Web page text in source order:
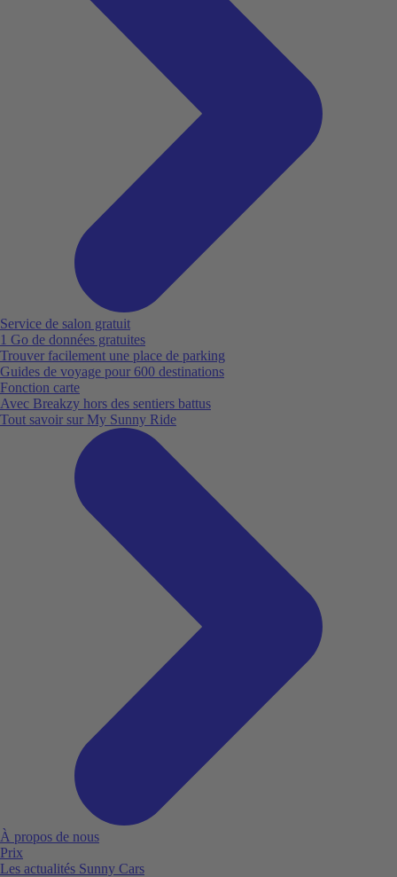
Service de salon gratuit
1 Go de données gratuites
Trouver facilement une place de parking
Guides de voyage pour 600 destinations
Fonction carte
Avec Breakzy hors des sentiers battus
Tout savoir sur My Sunny Ride
À propos de nous
Prix
Les actualités Sunny Cars